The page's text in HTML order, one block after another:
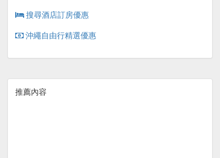
搜尋酒店訂房優惠
沖繩自由行精選優惠
推薦內容